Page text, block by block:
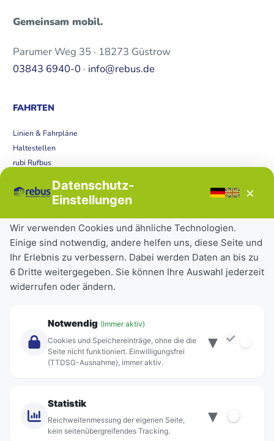
Gemeinsam mobil.
Parumer Weg 35 · 18273 Güstrow
03843 6940-0 · info@rebus.de
FAHRTEN
Linien & Fahrpläne
Haltestellen
rubi Rufbus
Störungen
Tickets & Tarife
Deutschlandticket
Schülerkarte
Einzeltickets
Abonnements
Über Rebus
Standorte
Datenschutz-
Einstellungen
×
Wir verwenden Cookies und ähnliche Technologien.
Einige sind notwendig, andere helfen uns, diese Seite und
Ihr Erlebnis zu verbessern. Dabei werden Daten an bis zu
6 Dritte weitergegeben. Sie können Ihre Auswahl jederzeit
widerrufen oder ändern.
Notwendig (Immer aktiv)
Cookies und Speichereinträge, ohne die die
Seite nicht funktioniert. Einwilligungsfrei
(TTDSG-Ausnahme), immer aktiv.
▾
Statistik
Reichweitenmessung der eigenen Seite,
kein seitenübergreifendes Tracking.
▾